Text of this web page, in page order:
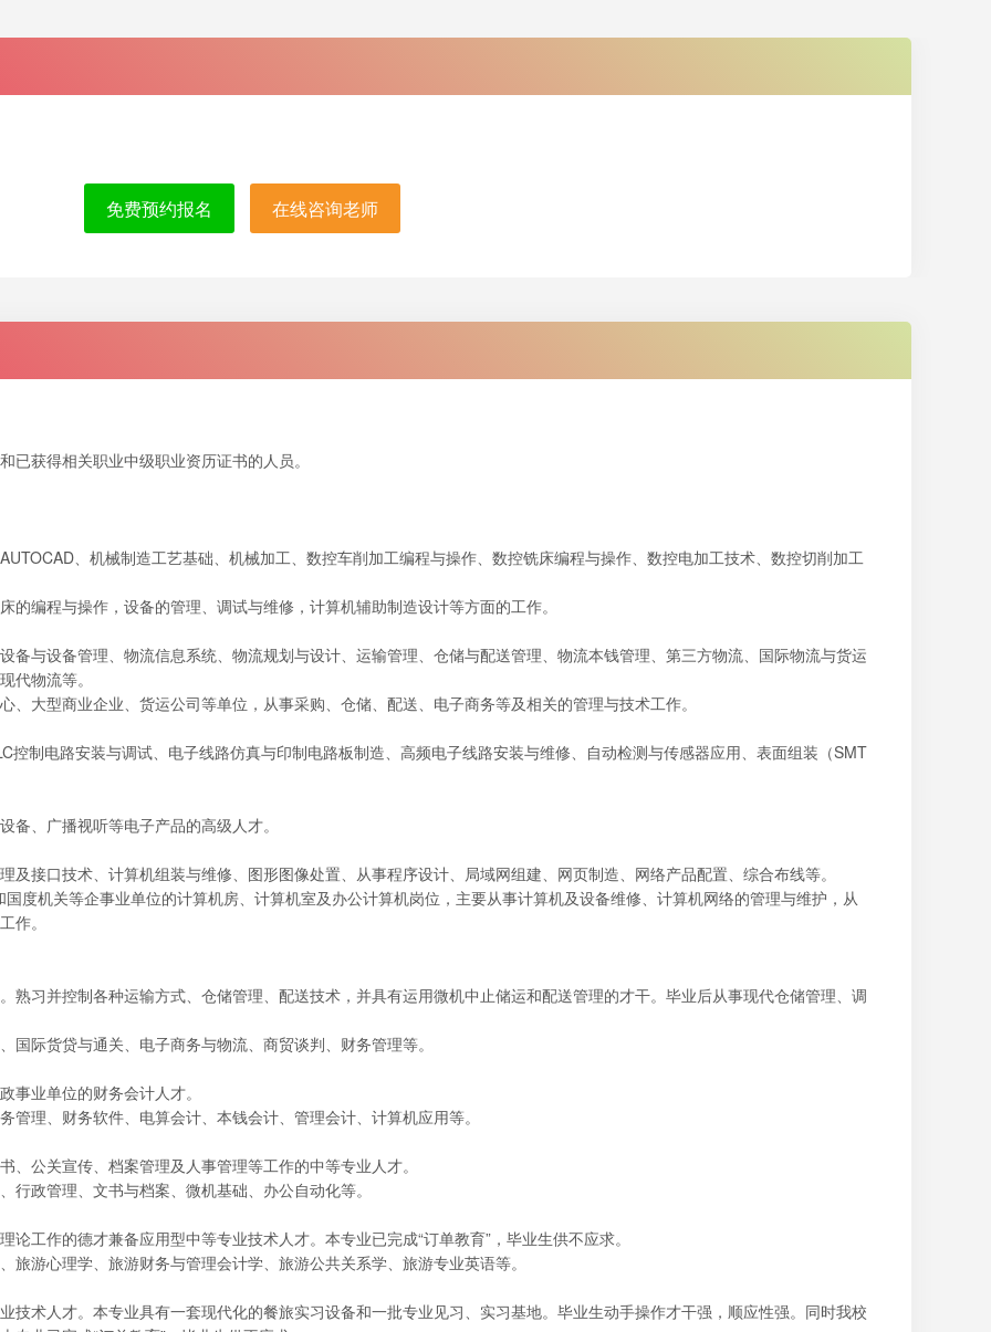
免费预约报名 在线咨询老师
获得相关职业中级职业资历证书的人员。
、机械制造工艺基础、机械加工、数控车削加工编程与操作、数控铣床编程与操作、数控电加工技术、数控切削加工
编程与操作，设备的管理、调试与维修，计算机辅助制造设计等方面的工作。
备与设备管理、物流信息系统、物流规划与设计、运输管理、仓储与配送管理、物流本钱管理、第三方物流、国际物流与货运
代物流等。
大型商业企业、货运公司等单位，从事采购、仓储、配送、电子商务等及相关的管理与技术工作。
控制电路安装与调试、电子线路仿真与印制电路板制造、高频电子线路安装与维修、自动检测与传感器应用、表面组装（SMT
、广播视听等电子产品的高级人才。
接口技术、计算机组装与维修、图形图像处置、从事程序设计、局域网组建、网页制造、网络产品配置、综合布线等。
度机关等企事业单位的计算机房、计算机室及办公计算机岗位，主要从事计算机及设备维修、计算机网络的管理与维护，从
作。
熟习并控制各种运输方式、仓储管理、配送技术，并具有运用微机中止储运和配送管理的才干。毕业后从事现代仓储管理、调
际货贷与通关、电子商务与物流、商贸谈判、财务管理等。
事业单位的财务会计人才。
理、财务软件、电算会计、本钱会计、管理会计、计算机应用等。
公关宣传、档案管理及人事管理等工作的中等专业人才。
政管理、文书与档案、微机基础、办公自动化等。
工作的德才兼备应用型中等专业技术人才。本专业已完成“订单教育”，毕业生供不应求。
游心理学、旅游财务与管理会计学、旅游公共关系学、旅游专业英语等。
技术人才。本专业具有一套现代化的餐旅实习设备和一批专业见习、实习基地。毕业生动手操作才干强，顺应性强。同时我校